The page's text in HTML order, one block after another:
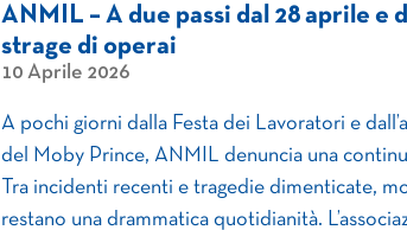
ANMIL – A due passi dal 28 aprile e
strage di operai
10 Aprile 2026
A pochi giorni dalla Festa dei Lavoratori e
del Moby Prince, ANMIL denuncia una
Tra incidenti recenti e tragedie dimenticate,
restano una drammatica quotidianità.